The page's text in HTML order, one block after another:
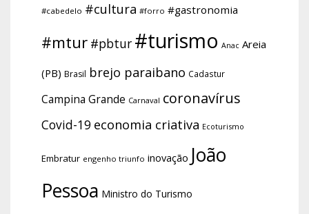
#cabedelo #cultura #forro #gastronomia
#mtur #pbtur #turismo Anac Areia
(PB) Brasil brejo paraibano Cadastur
Campina Grande Carnaval coronavírus
Covid-19 economia criativa Ecoturismo
Embratur engenho triunfo inovação João
Pessoa Ministro do Turismo